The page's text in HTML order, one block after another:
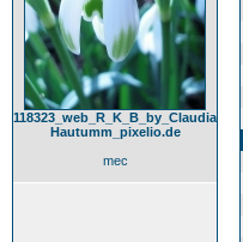
118323_web_R_K_B_by_Claudia
Hautumm_pixelio.de
mec